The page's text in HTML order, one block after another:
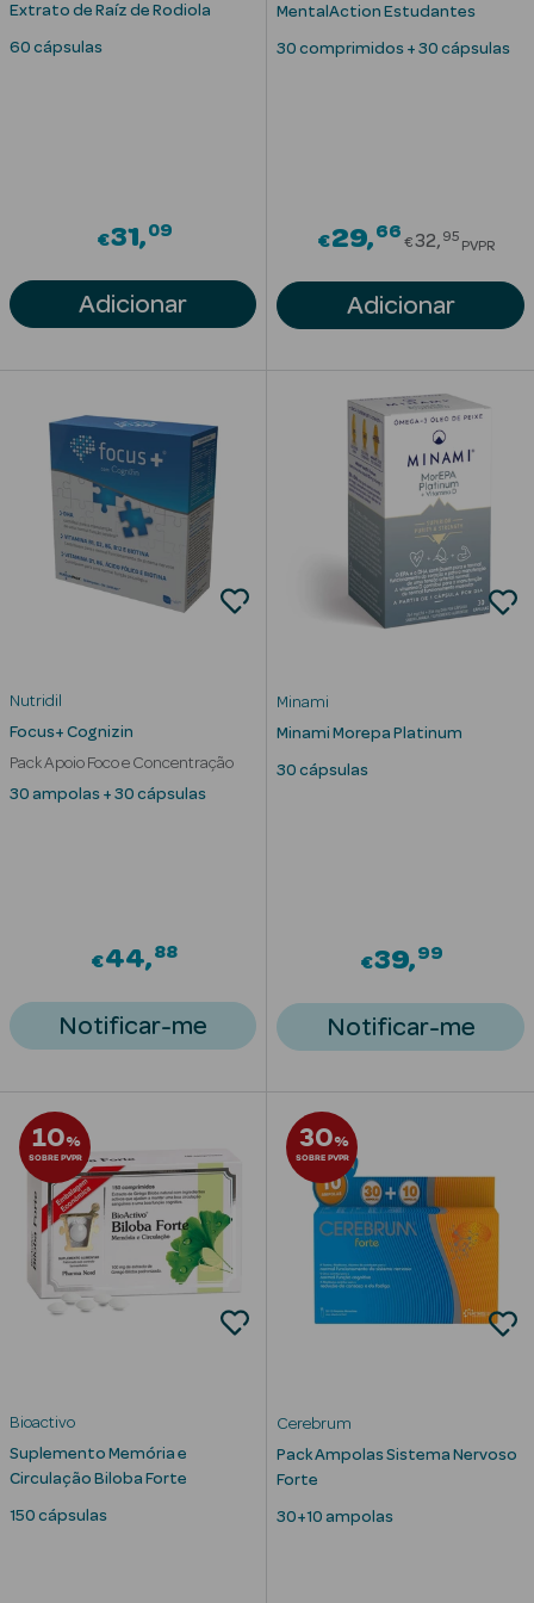
Cor
Ver Tudo
Necessidades
da Pele
Acne
Celulite
Cicatrizes
Eczema
Estrias
Papos e
Olheiras
Pele Seca
Vermelhidão
Ver Tudo
Estética
Vouchers
- Beauty
Extrato de Raíz de Rodiola
60 cápsulas
€31 09
Adicionar
MentalAction Estudantes
30 comprimidos + 30 cápsulas
€29 66Price
€32 95
PVPR
Adicionar
Nutridil
Focus+ Cognizin
Pack Apoio Foco e Concentração
30 ampolas + 30 cápsulas
€44 88
Notificar-me
Minami
Minami Morepa Platinum
30 cápsulas
€39 99
Notificar-me
10%
SOBRE PVPR
Bioactivo
Suplemento Memória e
Circulação Biloba Forte
150 cápsulas
30%
SOBRE PVPR
Cerebrum
Pack Ampolas Sistema Nervoso
Forte
30+10 ampolas